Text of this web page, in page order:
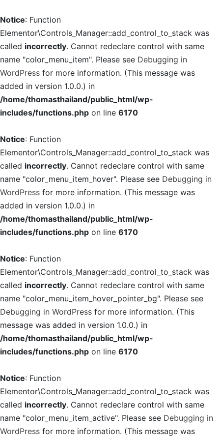
Notice: Function
Elementor\Controls_Manager::add_control_to_stack was
called incorrectly. Cannot redeclare control with same
name "color_menu_item". Please see Debugging in
WordPress for more information. (This message was
added in version 1.0.0.) in
/home/thomasthailand/public_html/wp-
includes/functions.php on line 6170
Notice: Function
Elementor\Controls_Manager::add_control_to_stack was
called incorrectly. Cannot redeclare control with same
name "color_menu_item_hover". Please see Debugging in
WordPress for more information. (This message was
added in version 1.0.0.) in
/home/thomasthailand/public_html/wp-
includes/functions.php on line 6170
Notice: Function
Elementor\Controls_Manager::add_control_to_stack was
called incorrectly. Cannot redeclare control with same
name "color_menu_item_hover_pointer_bg". Please see
Debugging in WordPress for more information. (This
message was added in version 1.0.0.) in
/home/thomasthailand/public_html/wp-
includes/functions.php on line 6170
Notice: Function
Elementor\Controls_Manager::add_control_to_stack was
called incorrectly. Cannot redeclare control with same
name "color_menu_item_active". Please see Debugging in
WordPress for more information. (This message was